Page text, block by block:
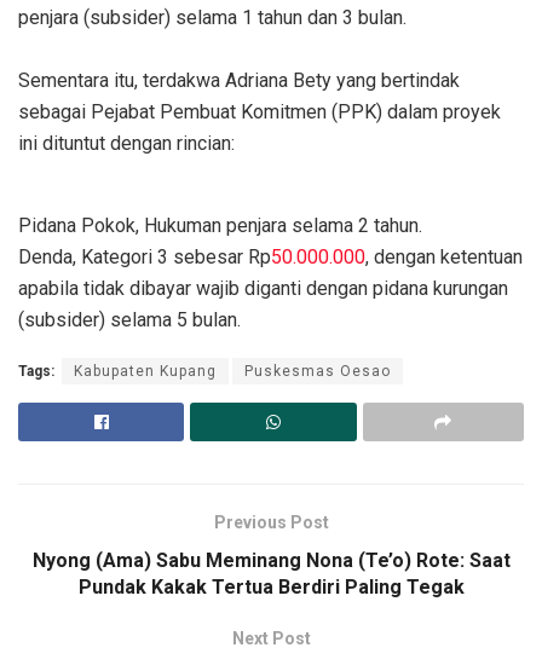
penjara (subsider) selama 1 tahun dan 3 bulan.
​Sementara itu, terdakwa Adriana Bety yang bertindak
sebagai Pejabat Pembuat Komitmen (PPK) dalam proyek
ini dituntut dengan rincian:
​Pidana Pokok, Hukuman penjara selama 2 tahun.
​Denda, Kategori 3 sebesar Rp50.000.000, dengan ketentuan
apabila tidak dibayar wajib diganti dengan pidana kurungan
(subsider) selama 5 bulan.
Tags: Kabupaten Kupang Puskesmas Oesao
Previous Post
​Nyong (Ama) Sabu Meminang Nona (Te’o) Rote: Saat
Pundak Kakak Tertua Berdiri Paling Tegak
Next Post